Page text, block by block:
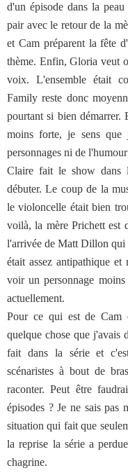
d'un épisode dans la
pair avec le retour de la
et Cam préparent la fête
thème. Enfin, Gloria veut
voix. L'ensemble était
Family reste donc
pourtant si bien démarrer.
moins forte, je sens
personnages ni de
Claire fait le show dans
débuter. Le coup de la
le violoncelle était bien
voilà, la mère Prichett est
l'arrivée de Matt Dillon qui
était assez antipathique
voir un personnage
actuellement.
Pour ce qui est de Cam
quelque chose que
fait dans la série et
scénaristes à bout de
raconter. Peut être
épisodes ? Je ne sais pas
situation qui fait que
la reprise la série a
chagrine.